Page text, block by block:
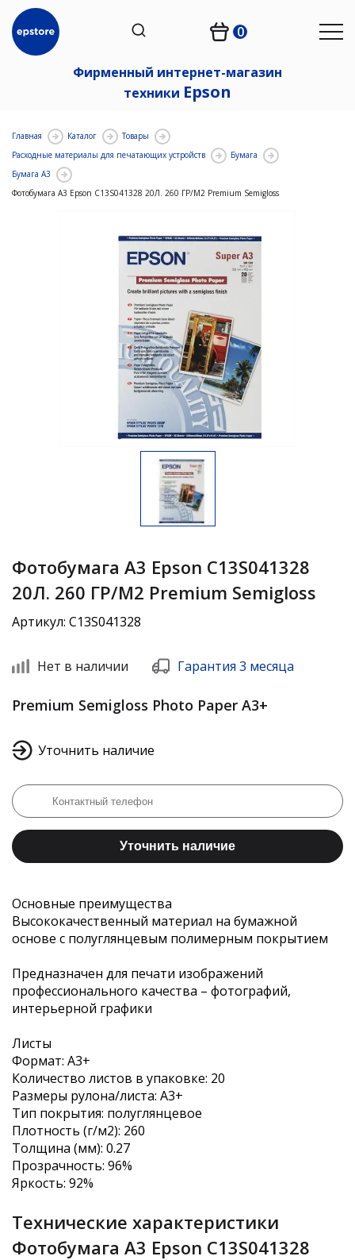
0
Фирменный интернет-магазин
техники Epson
Главная Каталог
Товары
Расходные материалы для печатающих устройств
Бумага
Бумага A3
Фотобумага А3 Epson C13S041328 20Л. 260 ГР/М2 Premium Semigloss
Фотобумага А3 Epson C13S041328
20Л. 260 ГР/М2 Premium Semigloss
Артикул: C13S041328
Нет в наличии Гарантия 3 месяца
Premium Semigloss Photo Paper A3+
Уточнить наличие
Уточнить наличие
Основные преимущества
Высококачественный материал на бумажной
основе с полуглянцевым полимерным покрытием
Предназначен для печати изображений
профессионального качества – фотографий,
интерьерной графики
Листы
Формат: A3+
Количество листов в упаковке: 20
Размеры рулона/листа: A3+
Тип покрытия: полуглянцевое
Плотность (г/м2): 260
Толщина (мм): 0.27
Прозрачность: 96%
Яркость: 92%
Технические характеристики
Фотобумага А3 Epson C13S041328